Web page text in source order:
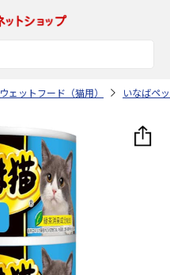
ウェットフード（猫用） いなばペ